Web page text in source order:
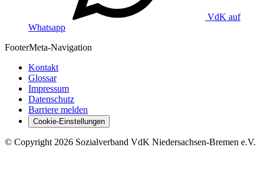
VdK auf
Whatsapp
FooterMeta-Navigation
Kontakt
Glossar
Impressum
Datenschutz
Barriere melden
Cookie-Einstellungen
© Copyright 2026 Sozialverband VdK Niedersachsen-Bremen e.V.